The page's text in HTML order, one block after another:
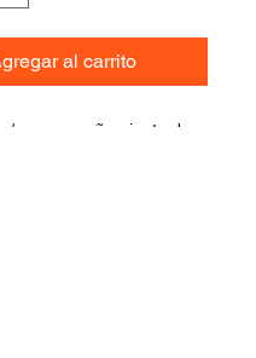
al carrito
o acompañamiento de